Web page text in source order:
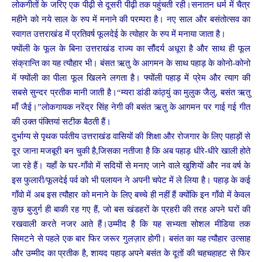
लोकगीतों के जरिए एक पीढ़ी से दूसरी पीढ़ी तक पहुंचती रही।सनातन धर्म में चैत्र
महीने को नये साल के रुप में मनाने की परम्परा है। नए साल और बसंतोत्सव का
स्वागत उत्तराखंड में प्रतिवर्ष फूलदेई के त्योहार के रुप में मनाया जाता है।
फ्योंली के फूल के बिना उत्तराखंड राज्य का सौंदर्य अधूरा है और साथ ही फूल
संक्रान्ति का यह त्यौहार भी। बंसत ऋतु के आगमन के साथ पहाड़ के कोनो-कोनो
में फ्योंली का पीला फूल खिलने लगता है। फ्योंली पहाड़ में प्रेम और त्याग की
सबसे सुन्दर प्रतीक मानी जाती है।“म्यरा डांडी कांठ्युं का मुलुक जैलु, बसंत ऋतु
माँ जैई।”लोकगायक नरेंद्र सिंह नेगी की बसंत ऋतु के आगमन पर गाई गई गीत
की उक्त पंक्तियां सटीक बैठती हैं।
दुर्भाग्य से पृथक पर्वतीय उत्तराखंड वासियों की शिक्षा और रोजगार के लिए पहाड़ों से
दूर जाना मजबूरी बन चुकी है,जिसका नतीजा है कि अब पहाड़ धीरे-धीरे खाली होते
जा रहे हैं। यहाँ के घर-गाँवो में सदियों से मनाए जाने वाले खुशियों और नव वर्ष के
इस फुलारी/फूलदेई पर्व को भी पलायन ने अपनी चपेट में ले लिया है। पहाड़ के कई
गाँवो में अब इस त्यौहार को मनाने के लिए बच्चे ही नहीं हैं क्योंकि इन गाँवो में केवल
कुछ बुजुर्ग ही बाकी रह गए हैं, जो बस खंडहरों के प्रहरी की तरह अपने घरों की
रखवाली करते नजर आते हैं।उम्मीद है कि यह सभ्यता सोशल मीडिया तक
सिमटने से पहले एक बार फिर जरूर गुलज़ार होगी। बसंत का यह त्यौहार उत्साह
और उम्मीद का प्रतीक है, शायद पहाड़ अपने बसंत के दूतों की चहचहाहट से फिर